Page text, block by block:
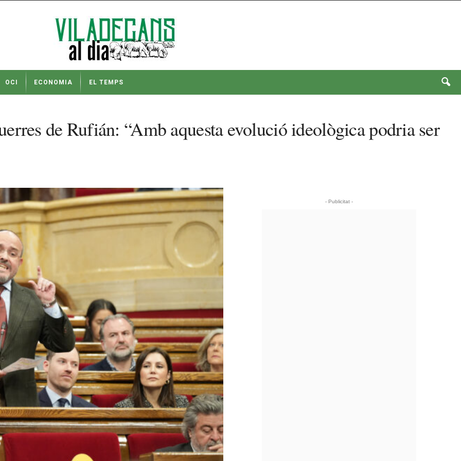
OCI ECONOMIA EL TEMPS
de Rufián: “Amb aquesta evolució ideològica podria ser
- Publicitat -